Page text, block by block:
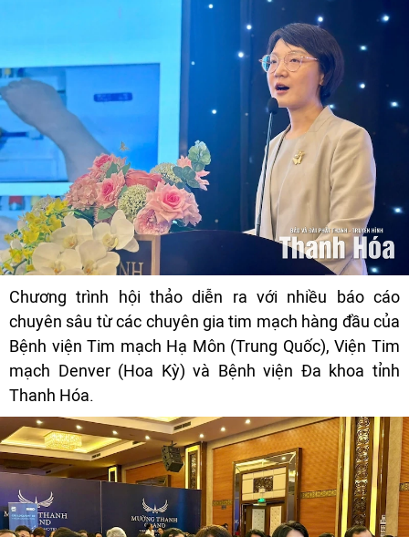
Chương trình hội thảo diễn ra với nhiều báo cáo
chuyên sâu từ các chuyên gia tim mạch hàng đầu của
Bệnh viện Tim mạch Hạ Môn (Trung Quốc), Viện Tim
mạch Denver (Hoa Kỳ) và Bệnh viện Đa khoa tỉnh
Thanh Hóa.